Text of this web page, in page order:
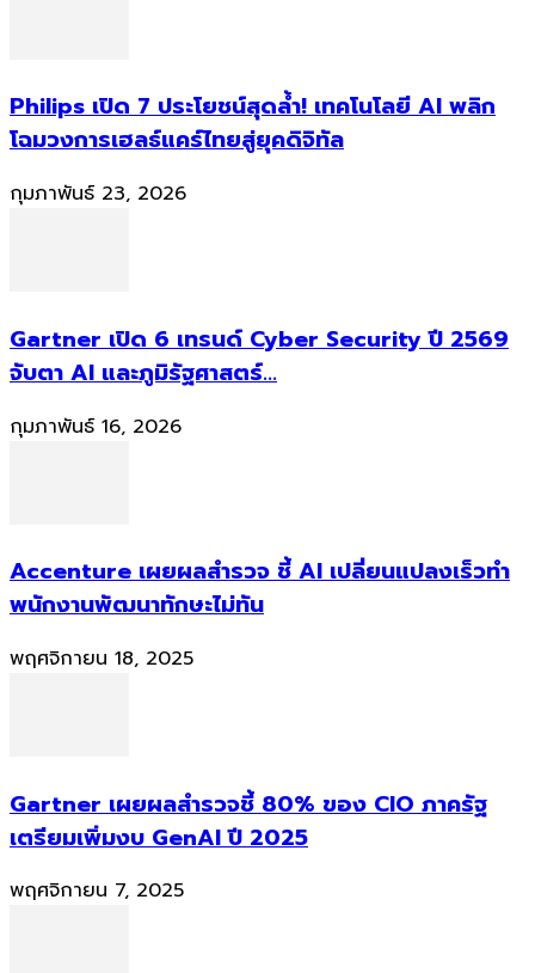
Philips เปิด 7 ประโยชน์สุดล้ำ! เทคโนโลยี AI พลิก
โฉมวงการเฮลธ์แคร์ไทยสู่ยุคดิจิทัล
กุมภาพันธ์ 23, 2026
Gartner เปิด 6 เทรนด์ Cyber Security ปี 2569
จับตา AI และภูมิรัฐศาสตร์...
กุมภาพันธ์ 16, 2026
Accenture เผยผลสำรวจ ชี้ AI เปลี่ยนแปลงเร็วทำ
พนักงานพัฒนาทักษะไม่ทัน
พฤศจิกายน 18, 2025
Gartner เผยผลสำรวจชี้ 80% ของ CIO ภาครัฐ
เตรียมเพิ่มงบ GenAI ปี 2025
พฤศจิกายน 7, 2025